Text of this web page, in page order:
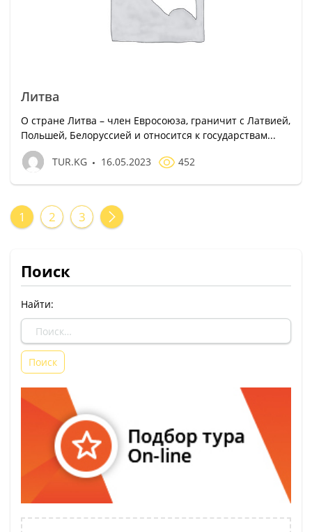
Литва
О стране Литва – член Евросоюза, граничит с Латвией,
Польшей, Белоруссией и относится к государствам...
TUR.KG
16.05.2023 452
1 2 3
Поиск
Найти: